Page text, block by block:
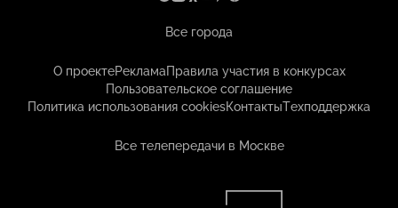
Все города
О проектеРекламаПравила участия в конкурсах
Пользовательское соглашение
Политика использования cookiesКонтактыТехподдержка
Все телепередачи в Москве